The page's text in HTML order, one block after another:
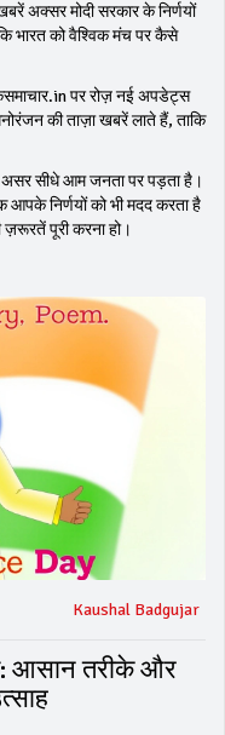
अक्सर मोदी सरकार के निर्णयों
भारत को वैश्विक मंच पर कैसे
पर रोज़ नई अपडेट्स
की ताज़ा खबरें लाते हैं, ताकि
असर सीधे आम जनता पर पड़ता है।
आपके निर्णयों को भी मदद करता है
ज़रूरतें पूरी करना हो।
Kaushal Badgujar
आसान तरीके और